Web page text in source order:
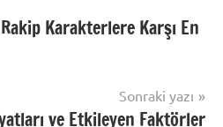
Karakterlere Karşı En
Sonraki yazı
ve Etkileyen Faktörler